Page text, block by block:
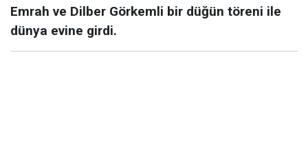
Emrah ve Dilber Görkemli bir düğün töreni ile
dünya evine girdi.